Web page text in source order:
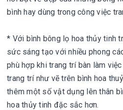
bình hay dùng trong công việc
* Với bình bông lọ hoa thủy tinh
sức sáng tạo với nhiều phong
phù hợp khi trang trí bàn làm
trang trí như vẽ trên bình hoa
thêm một số vật dụng lên thân
hoa thủy tinh đặc sắc hơn.